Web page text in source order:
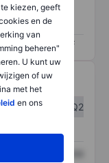
kiezen, geeft
en de
van
beheren"
U kunt uw
of uw
met het
en ons
Q2